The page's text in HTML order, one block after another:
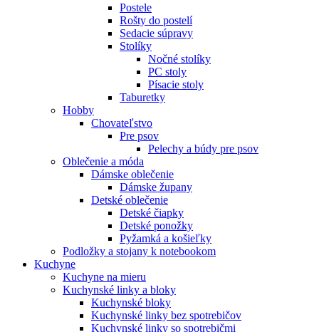
Postele
Rošty do postelí
Sedacie súpravy
Stolíky
Nočné stolíky
PC stoly
Písacie stoly
Taburetky
Hobby
Chovateľstvo
Pre psov
Pelechy a búdy pre psov
Oblečenie a móda
Dámske oblečenie
Dámske župany
Detské oblečenie
Detské čiapky
Detské ponožky
Pyžamká a košieľky
Podložky a stojany k notebookom
Kuchyne
Kuchyne na mieru
Kuchynské linky a bloky
Kuchynské bloky
Kuchynské linky bez spotrebičov
Kuchynské linky so spotrebičmi